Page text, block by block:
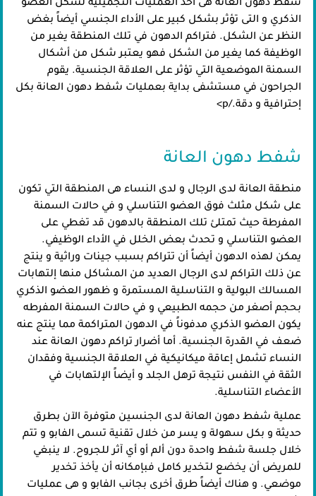
شفط دهون العانة هى أحد العمليات التجميلية لشكل العضو
الذكري و التى تؤثر بشكل كبير على الأداء الجنسي أيضاً بغض
النظر عن الشكل. فتراكم الدهون في تلك المنطقة يغير من
الوظيفة كما يغير من الشكل فهو يعتبر شكل من أشكال
السمنة الموضعية التي تؤثر على العلاقة الجنسية. يقوم
الجراحون في مستشفى بداية بعمليات شفط دهون العانة بكل
إحترافية و دقة./p>
شفط دهون العانة
منطقة العانة لدى الرجال و لدى النساء هى المنطقة التي تكون
على شكل مثلث فوق العضو التناسلي و في حالات السمنة
المفرطة حيث تمتلئ تلك المنطقة بالدهون قد تغطي على
العضو التناسلي و تحدث بعض الخلل في الأداء الوظيفي.
يمكن لهذه الدهون أيضاً أن تتراكم بسبب جينات وراثية و ينتج
عن ذلك التراكم لدى الرجال العديد من المشاكل منها إلتهابات
المسالك البولية و التناسلية المستمرة و ظهور العضو الذكري
بحجم أصغر من حجمه الطبيعي و في حالات السمنة المفرطه
يكون العضو الذكري مدفوناً في الدهون المتراكمة مما ينتج عنه
ضعف في القدرة الجنسية. أما أضرار تراكم دهون العانة عند
النساء تشمل إعاقة ميكانيكية في العلاقة الجنسية وفقدان
الثقة في النفس نتيجة ترهل الجلد و أيضاً الإلتهابات في
الأعضاء التناسلية.
عملية شفط دهون العانة لدى الجنسين متوفرة الآن بطرق
حديثة و بكل سهولة و يسر من خلال تقنية تسمى الفابو و تتم
خلال جلسة شفط واحدة دون ألم أو أي آثر للجروح. لا ينبغي
للمريض أن يخضع لتخدير كامل فبإمكانه أن يأخذ تخدير
موضعي. و هناك أيضاً طرق أخرى بجانب الفابو و هى عمليات